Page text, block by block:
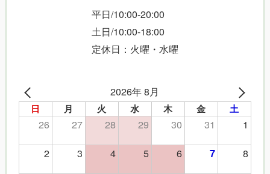
平日/10:00-20:00
土日/10:00-18:00
定休日：火曜・水曜
2026年 8月
日 月 火 水 木 金 土
26 27 28 29 30 31
1
2
3 4 5 6 7
8